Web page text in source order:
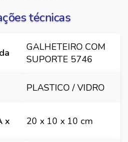
técnicas
GALHETEIRO COM
SUPORTE 5746
PLASTICO / VIDRO
x
20 x 10 x 10 cm